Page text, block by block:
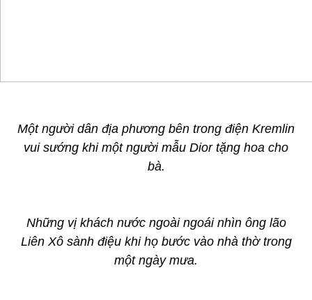
Một người dân địa phương bên trong điện Kremlin
vui sướng khi một người mẫu Dior tặng hoa cho
bà.
Những vị khách nước ngoài ngoái nhìn ông lão
Liên Xô sành điệu khi họ bước vào nhà thờ trong
một ngày mưa.